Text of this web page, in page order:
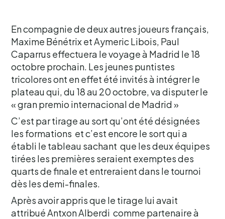
En compagnie de deux autres joueurs français,
Maxime Bénétrix et Aymeric Libois, Paul
Caparrus effectuera le voyage à Madrid le 18
octobre prochain. Les jeunes puntistes
tricolores ont en effet été invités à intégrer le
plateau qui, du 18 au 20 octobre, va disputer le
« gran premio internacional de Madrid »
C’est par tirage au sort qu’ont été désignées
les formations et c’est encore le sort qui a
établi le tableau sachant que les deux équipes
tirées les premières seraient exemptes des
quarts de finale et entreraient dans le tournoi
dès les demi-finales.
Après avoir appris que le tirage lui avait
attribué Antxon Alberdi comme partenaire à